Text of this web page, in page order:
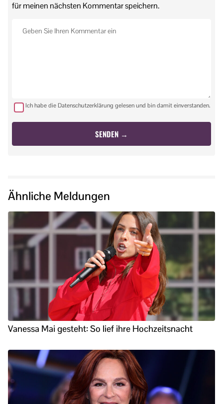
für meinen nächsten Kommentar speichern.
Ich habe die Datenschutzerklärung gelesen und bin damit einverstanden.
Ähnliche Meldungen
Vanessa Mai gesteht: So lief ihre Hochzeitsnacht